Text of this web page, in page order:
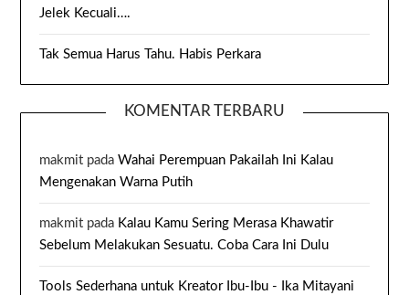
Jelek Kecuali….
Tak Semua Harus Tahu. Habis Perkara
KOMENTAR TERBARU
makmit padaWahai Perempuan Pakailah Ini Kalau
Mengenakan Warna Putih
makmit pada Kalau Kamu Sering Merasa Khawatir
Sebelum Melakukan Sesuatu. Coba Cara Ini Dulu
Tools Sederhana untuk Kreator Ibu-Ibu - Ika Mitayani